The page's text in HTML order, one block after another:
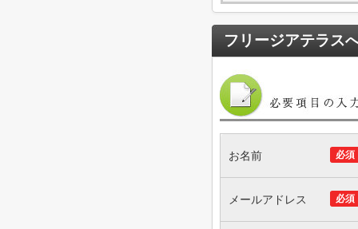
フリージアテラス
必須
お名前
必須
メールアドレス